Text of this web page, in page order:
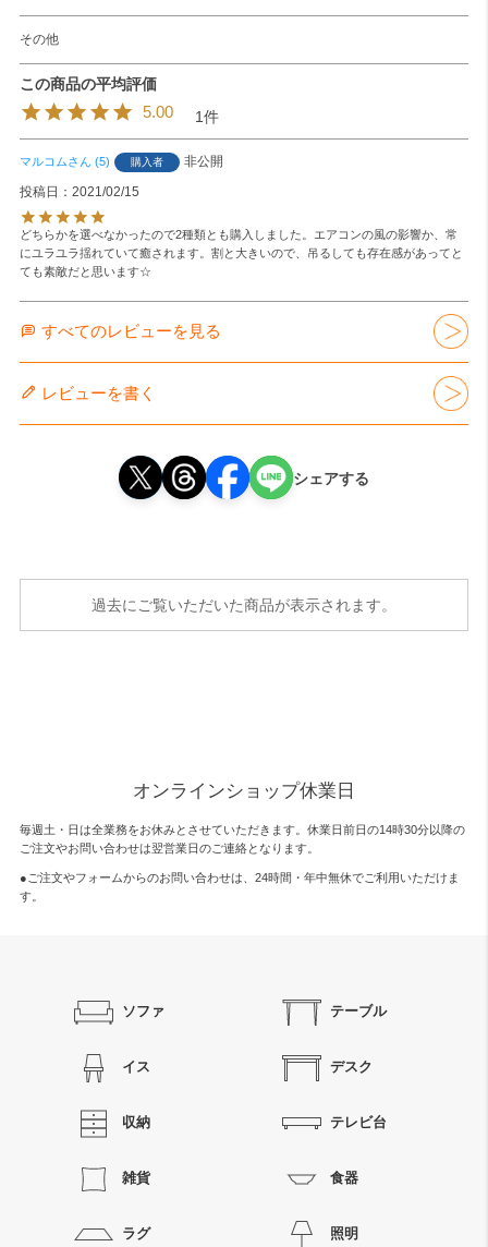
その他
5.00 1
マルコム 5 購入者
非公開
投稿日
2021/02/15
どちらかを選べなかったので2種類とも購入しました。エアコンの風の影響か、常
にユラユラ揺れていて癒されます。割と大きいので、吊るしても存在感があってと
ても素敵だと思います☆
すべてのレビューを見る
レビューを書く
シェアする
過去にご覧いただいた商品が表示されます。
オンラインショップ休業日
毎週土・日は全業務をお休みとさせていただきます。休業日前日の14時30分以降の
ご注文やお問い合わせは翌営業日のご連絡となります。
●ご注文やフォームからのお問い合わせは、 24時間・年中無休でご利用いただけま
す。
ソファ テーブル
イス デスク
収納 テレビ台
雑貨 食器
ラグ 照明